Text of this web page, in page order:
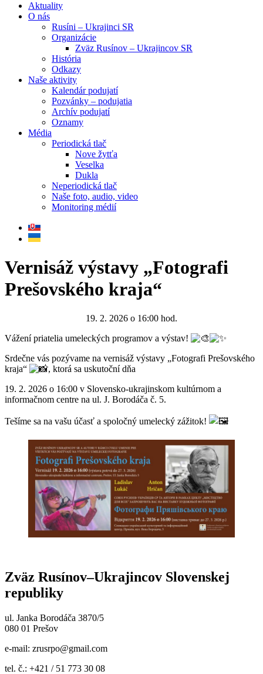
Aktuality
O nás
Rusíni – Ukrajinci SR
Organizácie
Zväz Rusínov – Ukrajincov SR
História
Odkazy
Naše aktivity
Kalendár podujatí
Pozvánky – podujatia
Archív podujatí
Oznamy
Média
Periodická tlač
Nove žytťa
Veselka
Dukla
Neperiodická tlač
Naše foto, audio, video
Monitoring médií
Vernisáž výstavy „Fotografi
Prešovského kraja“
19. 2. 2026 o 16:00 hod.
Vážení priatelia umeleckých programov a výstav!
Srdečne vás pozývame na vernisáž výstavy „Fotografi Prešovského
kraja“
, ktorá sa uskutoční dňa
19. 2. 2026 o 16:00 v Slovensko-ukrajinskom kultúrnom a
informačnom centre na ul. J. Borodáča č. 5.
Tešíme sa na vašu účasť a spoločný umelecký zážitok!
Zväz Rusínov–Ukrajincov Slovenskej
republiky
ul. Janka Borodáča 3870/5
080 01 Prešov
e-mail: zrusrpo@gmail.com
tel. č.: +421 / 51 773 30 08